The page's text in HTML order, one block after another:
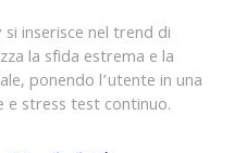
inserisce nel trend di
la sfida estrema e la
ponendo l’utente in una
e stress test continuo.